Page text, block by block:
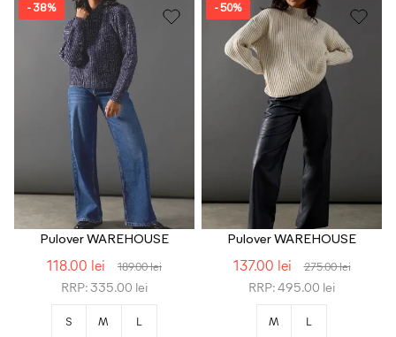
- 38%
Pulover WAREHOUSE
118.00 lei 189.00 lei
RRP: 335.00 lei
S M L
- 50%
Pulover WAREHOUSE
137.00 lei 275.00 lei
RRP: 495.00 lei
M L